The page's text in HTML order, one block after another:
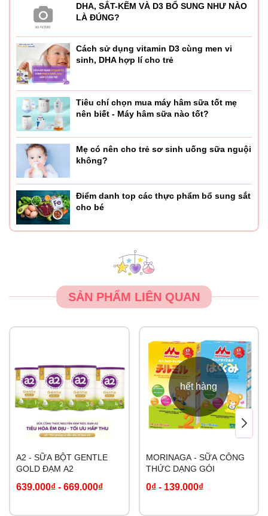
DHA, SẮT-KẼM VÀ D3 BỔ SUNG NHƯ NÀO
LÀ ĐÚNG?
Cách sử dụng vitamin D3 cùng men vi
sinh, DHA hợp lí cho trẻ
Tiêu chí chọn mua máy hâm sữa tốt mẹ
nên biết - Máy hâm sữa nào tốt?
Mẹ có nên cho trẻ sơ sinh uống sữa nguội
không?
Điểm danh top các thực phẩm bổ sung sắt
cho bé
SẢN PHẨM LIÊN QUAN
A2 - SỮA BỘT GENTLE
GOLD ĐẠM A2
639.000₫ - 669.000₫
hết hàng
MORINAGA - SỮA CÔNG
THỨC DẠNG GÓI
0₫- 139.000₫